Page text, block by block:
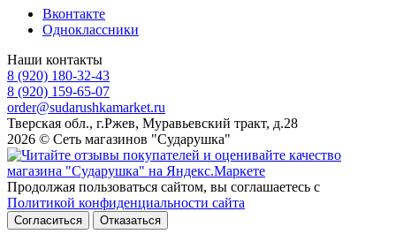
Вконтакте
Одноклассники
Наши контакты
8 (920) 180-32-43
8 (920) 159-65-07
order@sudarushkamarket.ru
Тверская обл., г.Ржев, Муравьевский тракт, д.28
2026 © Сеть магазинов "Сударушка"
Продолжая пользоваться сайтом, вы соглашаетесь с
Политикой конфиденциальности сайта
Согласиться Отказаться